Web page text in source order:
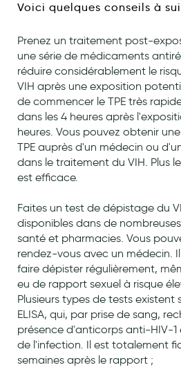
Soins enfant
Soins maman
Tisanes allaitement et compléments
Accessoires maternité
Gammes spécifiques tisanes
Nature
Aromathérapie
Diététique minceur
Phytothérapie
Régimes médicaux
Gemmothérapie
Voici quelques conseils à
Prenez un traitement post-
une série de médicaments
réduire considérablement le
VIH après une exposition
de commencer le TPE très
dans les 4 heures après
heures. Vous pouvez obtenir
TPE auprès d'un médecin ou
dans le traitement du VIH. Plus
est efficace.
Faites un test de dépistage du
disponibles dans de
santé et pharmacies. Vous
rendez-vous avec un médecin.
faire dépister régulièrement,
eu de rapport sexuel à risque
Plusieurs types de tests existent
ELISA, qui, par prise de sang,
présence d'anticorps anti-HIV-
de l'infection. Il est totalement
semaines après le rapport ;